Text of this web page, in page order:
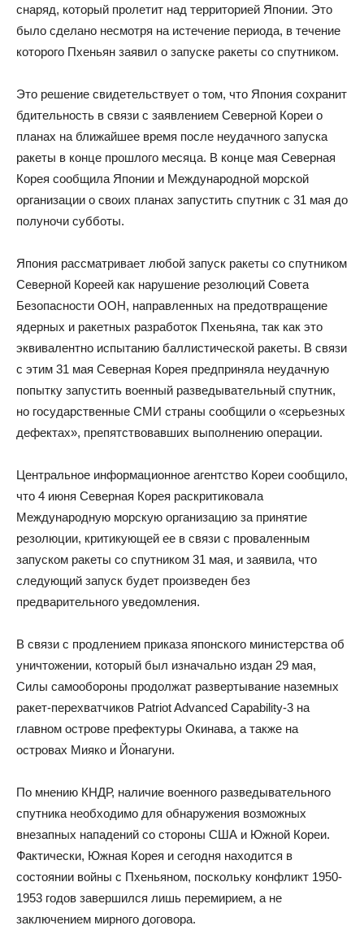
снаряд, который пролетит над территорией Японии. Это
было сделано несмотря на истечение периода, в течение
которого Пхеньян заявил о запуске ракеты со спутником.
Это решение свидетельствует о том, что Япония сохранит
бдительность в связи с заявлением Северной Кореи о
планах на ближайшее время после неудачного запуска
ракеты в конце прошлого месяца. В конце мая Северная
Корея сообщила Японии и Международной морской
организации о своих планах запустить спутник с 31 мая до
полуночи субботы.
Япония рассматривает любой запуск ракеты со спутником
Северной Кореей как нарушение резолюций Совета
Безопасности ООН, направленных на предотвращение
ядерных и ракетных разработок Пхеньяна, так как это
эквивалентно испытанию баллистической ракеты. В связи
с этим 31 мая Северная Корея предприняла неудачную
попытку запустить военный разведывательный спутник,
но государственные СМИ страны сообщили о «серьезных
дефектах», препятствовавших выполнению операции.
Центральное информационное агентство Кореи сообщило,
что 4 июня Северная Корея раскритиковала
Международную морскую организацию за принятие
резолюции, критикующей ее в связи с проваленным
запуском ракеты со спутником 31 мая, и заявила, что
следующий запуск будет произведен без
предварительного уведомления.
В связи с продлением приказа японского министерства об
уничтожении, который был изначально издан 29 мая,
Силы самообороны продолжат развертывание наземных
ракет-перехватчиков Patriot Advanced Capability-3 на
главном острове префектуры Окинава, а также на
островах Мияко и Йонагуни.
По мнению КНДР, наличие военного разведывательного
спутника необходимо для обнаружения возможных
внезапных нападений со стороны США и Южной Кореи.
Фактически, Южная Корея и сегодня находится в
состоянии войны с Пхеньяном, поскольку конфликт 1950-
1953 годов завершился лишь перемирием, а не
заключением мирного договора.